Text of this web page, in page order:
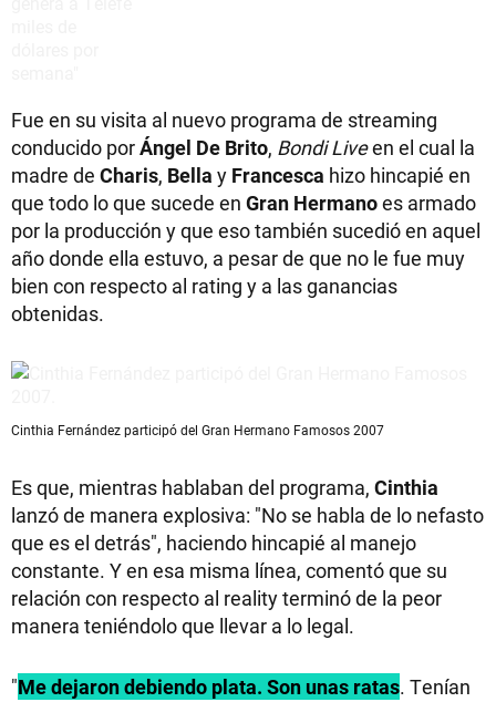
Fue en su visita al nuevo programa de streaming
conducido porÁngel De Brito, Bondi Liveen el cual la
madre de Charis, Bella y Francesca hizo hincapié en
que todo lo que sucede en Gran Hermanoes armado
por la producción y que eso también sucedió en aquel
año donde ella estuvo, a pesar de que no le fue muy
bien con respecto al rating y a las ganancias
obtenidas.
Cinthia Fernández participó del Gran Hermano Famosos 2007
Es que, mientras hablaban del programa, Cinthia
lanzó de manera explosiva: "No se habla de lo nefasto
que es el detrás", haciendo hincapié al manejo
constante. Y en esa misma línea, comentó que su
relación con respecto al reality terminó de la peor
manera teniéndolo que llevar a lo legal.
"Me dejaron debiendo plata. Son unas ratas. Tenían